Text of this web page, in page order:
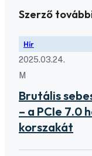
Szerző
Hír
2025.03.24.
M
Brutális
– a PCIe 7.0
korszakát